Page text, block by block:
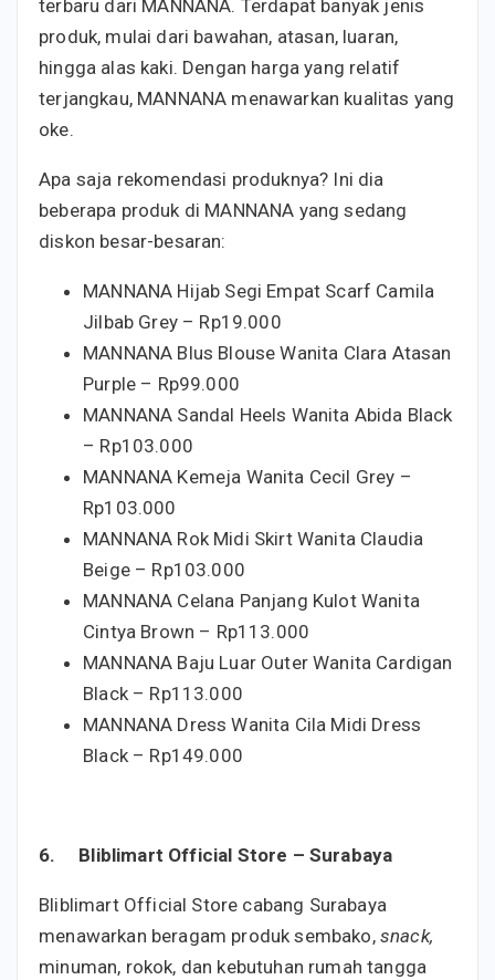
terbaru dari MANNANA. Terdapat banyak jenis
produk, mulai dari bawahan, atasan, luaran,
hingga alas kaki. Dengan harga yang relatif
terjangkau, MANNANA menawarkan kualitas yang
oke.
Apa saja rekomendasi produknya? Ini dia
beberapa produk di MANNANA yang sedang
diskon besar-besaran:
MANNANA Hijab Segi Empat Scarf Camila
Jilbab Grey – Rp19.000
MANNANA Blus Blouse Wanita Clara Atasan
Purple – Rp99.000
MANNANA Sandal Heels Wanita Abida Black
– Rp103.000
MANNANA Kemeja Wanita Cecil Grey –
Rp103.000
MANNANA Rok Midi Skirt Wanita Claudia
Beige – Rp103.000
MANNANA Celana Panjang Kulot Wanita
Cintya Brown – Rp113.000
MANNANA Baju Luar Outer Wanita Cardigan
Black – Rp113.000
MANNANA Dress Wanita Cila Midi Dress
Black – Rp149.000
6. Bliblimart Official Store – Surabaya
Bliblimart Official Store cabang Surabaya
menawarkan beragam produk sembako, snack,
minuman, rokok, dan kebutuhan rumah tangga